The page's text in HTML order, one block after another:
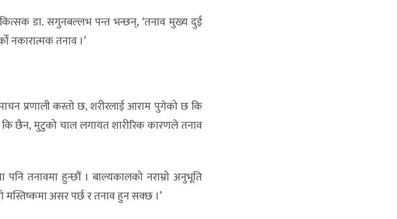
डा. सगुनबल्लभ पन्त भन्छन्, ‘तनाव मुख्य दुई
नकारात्मक तनाव ।’
पाचन प्रणाली कस्तो छ, शरीरलाई आराम पुगेको छ कि
कि छैन, मुटुको चाल लगायत शारीरिक कारणले तनाव
पनि तनावमा हुन्छौं । बाल्यकालको नराम्रो अनुभूति
मस्तिष्कमा असर पर्छ र तनाव हुन सक्छ ।’